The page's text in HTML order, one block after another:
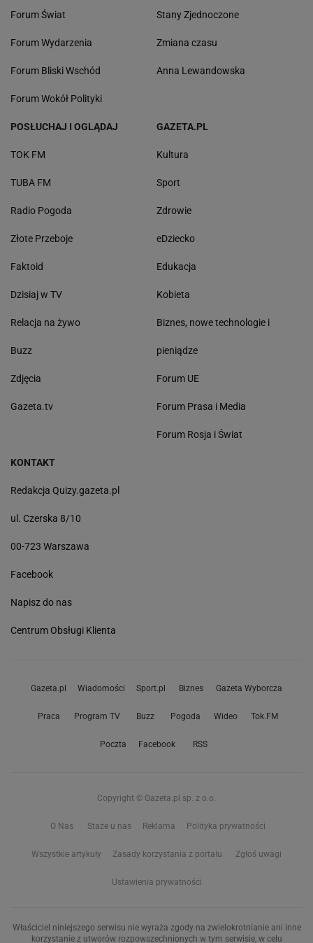
Forum Świat
Forum Wydarzenia
Forum Bliski Wschód
Forum Wokół Polityki
Stany Zjednoczone
Zmiana czasu
Anna Lewandowska
POSŁUCHAJ I OGLĄDAJ
TOK FM
TUBA FM
Radio Pogoda
Złote Przeboje
Faktoid
Dzisiaj w TV
Relacja na żywo
Buzz
Zdjęcia
Gazeta.tv
GAZETA.PL
Kultura
Sport
Zdrowie
eDziecko
Edukacja
Kobieta
Biznes, nowe technologie i
pieniądze
Forum UE
Forum Prasa i Media
Forum Rosja i Świat
KONTAKT
Redakcja Quizy.gazeta.pl
ul. Czerska 8/10
00-723 Warszawa
Facebook
Napisz do nas
Centrum Obsługi Klienta
Gazeta.pl Wiadomości Sport.pl Biznes Gazeta Wyborcza
Praca Program TV Buzz Pogoda Wideo Tok.FM
Poczta Facebook RSS
Copyright © Gazeta.pl sp. z o.o.
O Nas Staże u nas Reklama Polityka prywatności
Wszystkie artykuły Zasady korzystania z portalu Zgłoś uwagi
Ustawienia prywatności
Właściciel niniejszego serwisu nie wyraża zgody na zwielokrotnianie ani inne
korzystanie z utworów rozpowszechnionych w tym serwisie, w celu